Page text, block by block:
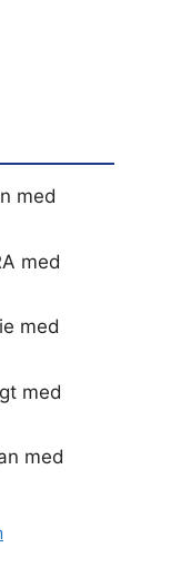
med
med
med
med
med